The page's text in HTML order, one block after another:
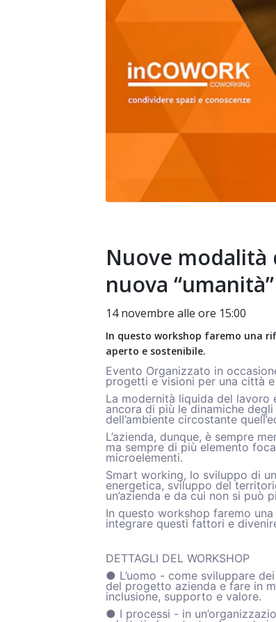
Nuove modalità
nuova “umanità”
14 novembre alle ore 15:00
In questo workshop faremo una
aperto e sostenibile.
Evento Organizzato in
progetti e visioni per una città
La modernità liquida del lavoro
ancora di più le dinamiche
dell’ambiente circostante
L’azienda, dunque, è sempre
ma sempre di più elemento
microelementi.
Smart working, lo sviluppo di
energetica, sviluppo del
un’azienda e da cui non si può
In questo workshop faremo
integrare questi fattori e
DETTAGLI DEL WORKSHOP
● L’uomo - come sviluppare
del progetto azienda e fare in
inclusione, supporto e valore.
● I processi - in